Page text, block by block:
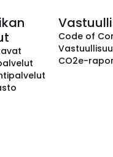
Code of
CO2e-